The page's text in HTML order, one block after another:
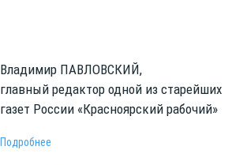
Владимир ПАВЛОВСКИЙ,
главный редактор одной из старейших
газет России «Красноярский рабочий»
Подробнее